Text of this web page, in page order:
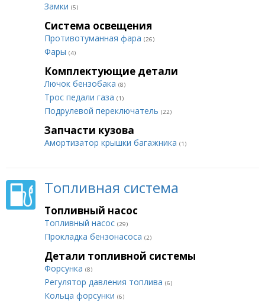
Замки (5)
Система освещения
Противотуманная фара (26)
Фары (4)
Комплектующие детали
Лючок бензобака (8)
Трос педали газа (1)
Подрулевой переключатель (22)
Запчасти кузова
Амортизатор крышки багажника (1)
Топливная система
Топливный насос
Топливный насос (29)
Прокладка бензонасоса (2)
Детали топливной системы
Форсунка (8)
Регулятор давления топлива (6)
Кольца форсунки (6)